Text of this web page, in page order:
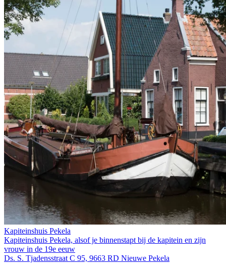
Kapiteinshuis Pekela
Kapiteinshuis Pekela, alsof je binnenstapt bij de kapitein en zijn
vrouw in de 19e eeuw
Ds. S. Tjadensstraat C 95, 9663 RD Nieuwe Pekela